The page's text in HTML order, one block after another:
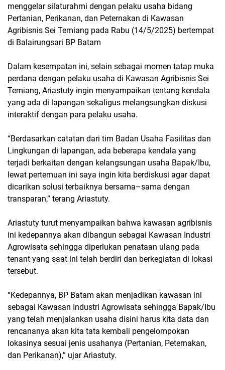
menggelar silaturahmi dengan pelaku usaha bidang
Pertanian, Perikanan, dan Peternakan di Kawasan
Agribisnis Sei Temiang pada Rabu (14/5/2025) bertempat
di Balairungsari BP Batam
Dalam kesempatan ini, selain sebagai momen tatap muka
perdana dengan pelaku usaha di Kawasan Agribisnis Sei
Temiang, Ariastuty ingin menyampaikan tentang kendala
yang ada di lapangan sekaligus melangsungkan diskusi
interaktif dengan para pelaku usaha.
“Berdasarkan catatan dari tim Badan Usaha Fasilitas dan
Lingkungan di lapangan, ada beberapa kendala yang
terjadi berkaitan dengan kelangsungan usaha Bapak/Ibu,
lewat pertemuan ini saya ingin kita berdiskusi agar dapat
dicarikan solusi terbaiknya bersama–sama dengan
transparan,” terang Ariastuty.
Ariastuty turut menyampaikan bahwa kawasan agribisnis
ini kedepannya akan dibangun sebagai Kawasan Industri
Agrowisata sehingga diperlukan penataan ulang pada
tenant yang saat ini telah berdiri dan berkegiatan di lokasi
tersebut.
“Kedepannya, BP Batam akan menjadikan kawasan ini
sebagai Kawasan Industri Agrowisata sehingga Bapak/Ibu
yang telah menjalankan usaha disini harus kita data dan
rencananya akan kita tata kembali pengelompokan
lokasinya sesuai jenis usahanya (Pertanian, Peternakan,
dan Perikanan),” ujar Ariastuty.